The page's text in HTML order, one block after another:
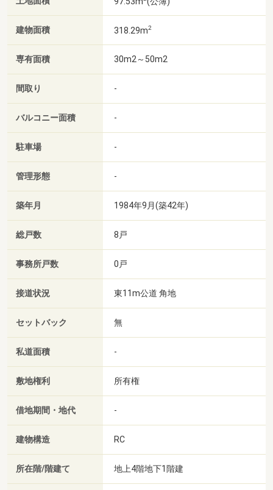
建物面積 318.29m2
専有面積 30m2～50m2
間取り -
バルコニー面積 -
駐車場 -
管理形態 -
築年月 1984年9月(築42年)
総戸数 8戸
事務所戸数 0戸
接道状況 東11m公道 角地
セットバック 無
私道面積 -
敷地権利 所有権
借地期間・地代 -
建物構造 RC
所在階/階建て 地上4階地下1階建